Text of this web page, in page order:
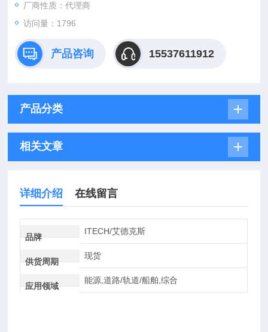
厂商性质：代理商
访问量：1796
产品咨询 15537611912
产品分类
相关文章
详细介绍 在线留言
品牌
ITECH/艾德克斯
供货周期
现货
应用领域
能源,道路/轨道/船舶,综合